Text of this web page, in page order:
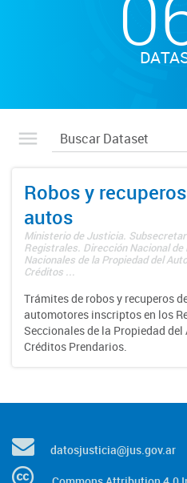
Robos y
autos
Ministerio de Justicia.
Registrales. Dirección Nacional
Nacionales de la Propiedad del
Créditos ...
Trámites de robos y recuperos
automotores inscriptos en los
Seccionales de la Propiedad
Créditos Prendarios.
datosjusticia@jus.gov.ar